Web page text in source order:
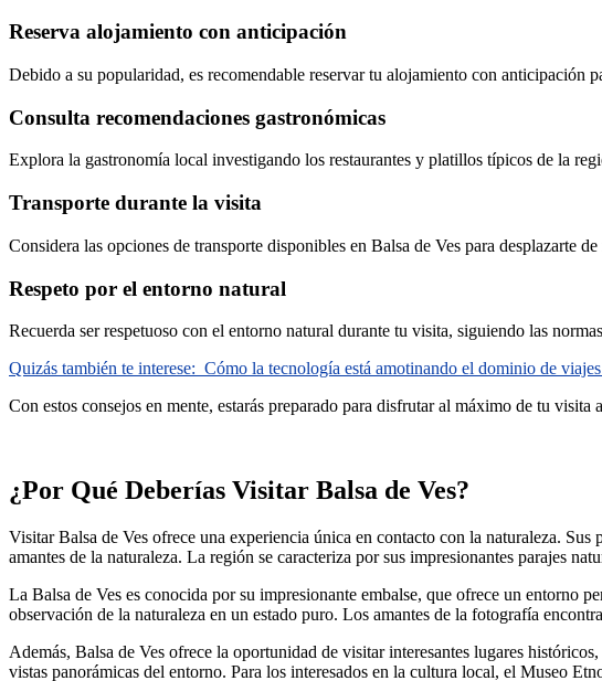
Reserva alojamiento con anticipación
Debido a su popularidad, es recomendable reservar tu alojamiento con anticipación
Consulta recomendaciones gastronómicas
Explora la gastronomía local investigando los restaurantes y platillos típicos de la
Transporte durante la visita
Considera las opciones de transporte disponibles en Balsa de Ves para desplazarte
Respeto por el entorno natural
Recuerda ser respetuoso con el entorno natural durante tu visita, siguiendo las
Quizás también te interese: Cómo la tecnología está amotinando el dominio de
Con estos consejos en mente, estarás preparado para disfrutar al máximo de tu
¿Por Qué Deberías Visitar Balsa de Ves?
Visitar Balsa de Ves ofrece una experiencia única en contacto con la naturaleza.
amantes de la naturaleza. La región se caracteriza por sus impresionantes parajes
La Balsa de Ves es conocida por su impresionante embalse, que ofrece un entorno
observación de la naturaleza en un estado puro. Los amantes de la fotografía
Además, Balsa de Ves ofrece la oportunidad de visitar interesantes lugares
vistas panorámicas del entorno. Para los interesados en la cultura local, el Museo